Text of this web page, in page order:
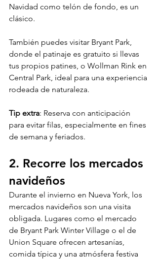
Navidad como telón de fondo, es un
clásico.
También puedes visitar Bryant Park,
donde el patinaje es gratuito si llevas
tus propios patines, o Wollman Rink en
Central Park, ideal para una experiencia
rodeada de naturaleza.
Tip extra: Reserva con anticipación
para evitar filas, especialmente en fines
de semana y feriados.
2. Recorre los mercados
navideños
Durante el invierno en Nueva York, los
mercados navideños son una visita
obligada. Lugares como el mercado
de Bryant Park Winter Village o el de
Union Square ofrecen artesanías,
comida típica y una atmósfera festiva